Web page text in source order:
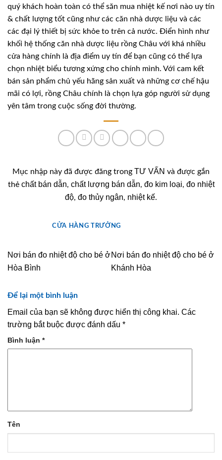
quý khách hoàn toàn có thể săn mua nhiệt kế nơi nào uy tín
& chất lượng tốt cũng như các căn nhà dược liệu và các
các đại lý thiết bị sức khỏe to trên cả nước. Điển hình như
khối hệ thống căn nhà dược liệu rồng Châu với khá nhiều
cửa hàng chính là địa điểm uy tín để bạn cũng có thể lựa
chọn nhiệt biểu tương xứng cho chính mình. Với cam kết
bán sản phẩm chủ yếu hãng sản xuất và những cơ chế hậu
mãi có lợi, rồng Châu chính là chọn lựa góp người sử dụng
yên tâm trong cuộc sống đời thường.
Mục nhập này đã được đăng trong TƯ VẤN và được gắn
thẻ chất bán dẫn, chất lượng bán dẫn, đo kim loại, đo nhiệt
độ, đo thủy ngân, nhiệt kế.
CỬA HÀNG TRƯỞNG
Nơi bán đo nhiệt độ cho bé ở
Hòa Bình
Nơi bán đo nhiệt độ cho bé ở
Khánh Hòa
Để lại một bình luận
Email của bạn sẽ không được hiển thị công khai. Các
trường bắt buộc được đánh dấu *
Bình luận *
Tên